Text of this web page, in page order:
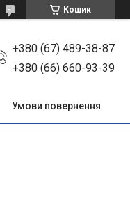
Кошик
+380 (67) 489-38-87
+380 (66) 660-93-39
Умови повернення